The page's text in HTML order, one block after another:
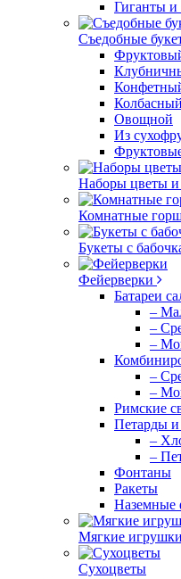
Гиганты и
Съедобные
Колбасный
Овощной
Из
Наборы цветы и
Комнатные
Букеты с
Фейерверки
Батареи
–
–
–
–
–
Римские
Петарды
–
–
Фонтаны
Ракеты
Наземные
Мягкие игрушки
Сухоцветы